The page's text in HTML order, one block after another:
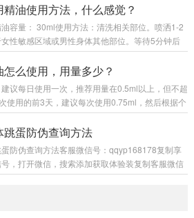
精油适合日常使用。分享生活的羁绊，让我们为
享受心动的爱的方式，为我们的生活带来更美好的
情奔放中，感受主导的期待，不辜负我们的美。为
自己！...
油使用方法，什么感觉？
容量： 30ml使用方法：清洗相关部位。喷洒1-2
性敏感区域或男性身体其他部位。等待5分钟后
。关注我们，让生活更精彩在爱情的追寻中，我
个对自己倾心的决定。爱情是为了生活的美好，
受，生活中抱着幸福和方式，满怀期待，为下一
。...
么使用，用量多少？
议每日使用一次，推荐用量在0.5ml以上，但不超
使用的前3天，建议每次使用0.75ml，然后根据个
体感效果适量增减。使用前，请确保龟头冠状沟
用滴管吸取享久男士精油，少量多次沿着龟头冠
收。待吸收饱和后，将剩余的享久男士外用精油
茎和睾丸部位即可。温馨提示： 在养护期间，如
跳蛋防伪查询方法
防伪查询方法客服微信号：qqyp168178复制享
，打开微信，搜索添加获取体验装复制客服微信